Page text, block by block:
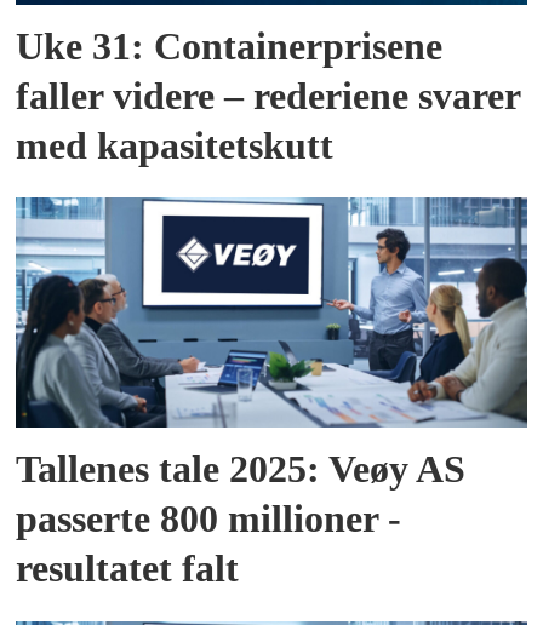
Uke 31: Containerprisene
faller videre – rederiene svarer
med kapasitetskutt
Tallenes tale 2025: Veøy AS
passerte 800 millioner -
resultatet falt